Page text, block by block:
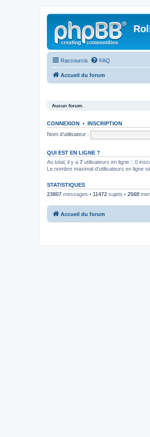
Raccourcis FAQ
Accueil du forum
Aucun forum.
CONNEXION • INSCRIPTION
Nom d’utilisateur :
QUI EST EN LIGNE ?
Au total, il y a 7 utilisateurs en ligne :: 0
Le nombre maximal d’utilisateurs en ligne
STATISTIQUES
23807 messages • 11472 sujets • 2568
Accueil du forum